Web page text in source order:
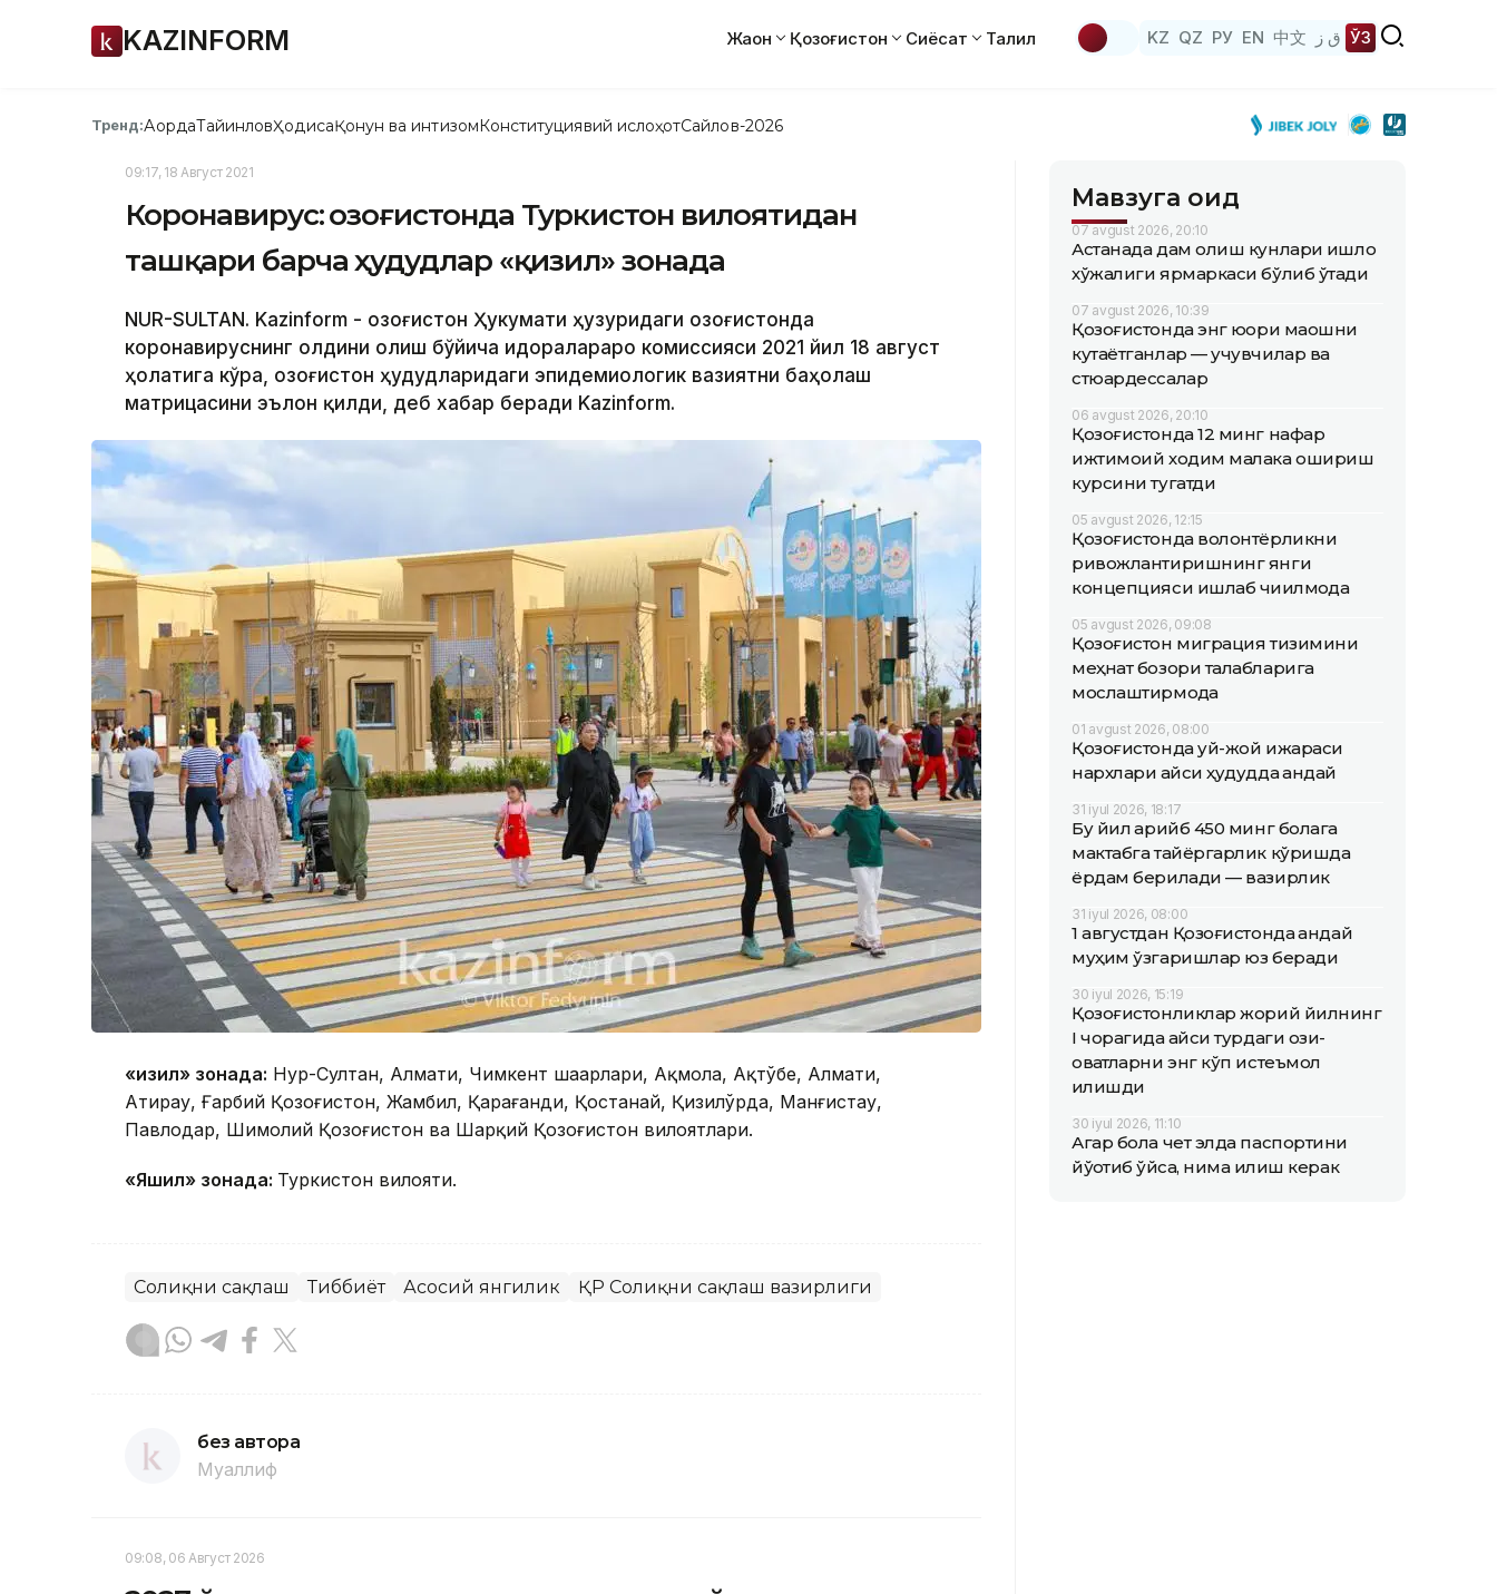
KAZINFORM Жаҳон Қозоғистон Сиёсат Таҳлил KZ QZ РУ EN 中文 ق ز ЎЗ
Тренд:АқордаТайинловҲодисаҚонун ва интизомКонституциявий ислоҳотСайлов-2026
09:17, 18 Август 2021
Коронавирус: Қозоғистонда Туркистон вилоятидан
ташқари барча ҳудудлар «қизил» зонада
NUR-SULTAN. Kazinform - Қозоғистон Ҳукумати ҳузуридаги Қозоғистонда
коронавируснинг олдини олиш бўйича идоралараро комиссияси 2021 йил 18 август
ҳолатига кўра, Қозоғистон ҳудудларидаги эпидемиологик вазиятни баҳолаш
матрицасини эълон қилди, деб хабар беради Kazinform.
«Қизил» зонада: Нур-Султан, Алмати, Чимкент шаҳарлари, Ақмола, Ақтўбе, Алмати,
Атирау, Ғарбий Қозоғистон, Жамбил, Қарағанди, Қостанай, Қизилўрда, Манғистау,
Павлодар, Шимолий Қозоғистон ва Шарқий Қозоғистон вилоятлари.
«Яшил» зонада: Туркистон вилояти.
Соғлиқни сақлаш Тиббиёт Асосий янгилик ҚР Соғлиқни сақлаш вазирлиги
без автора
Муаллиф
09:08, 06 Август 2026
Мавзуга оид
07 avgust 2026, 20:10
Астанада дам олиш кунлари қишлоқ
хўжалиги ярмаркаси бўлиб ўтади
07 avgust 2026, 10:39
Қозоғистонда энг юқори маошни
кутаётганлар — учувчилар ва
стюардессалар
06 avgust 2026, 20:10
Қозоғистонда 12 минг нафар
ижтимоий ходим малака ошириш
курсини тугатди
05 avgust 2026, 12:15
Қозоғистонда волонтёрликни
ривожлантиришнинг янги
концепцияси ишлаб чиқилмоқда
05 avgust 2026, 09:08
Қозоғистон миграция тизимини
меҳнат бозори талабларига
мослаштирмоқда
01 avgust 2026, 08:00
Қозоғистонда уй-жой ижараси
нархлари қайси ҳудудда қандай
31 iyul 2026, 18:17
Бу йил қарийб 450 минг болага
мактабга тайёргарлик кўришда
ёрдам берилади — вазирлик
31 iyul 2026, 08:00
1 августдан Қозоғистонда қандай
муҳим ўзгаришлар юз беради
30 iyul 2026, 15:19
Қозоғистонликлар жорий йилнинг
I чорагида қайси турдаги озиқ-
овқатларни энг кўп истеъмол
қилишди
30 iyul 2026, 11:10
Агар бола чет элда паспортини
йўқотиб қўйса, нима қилиш керак